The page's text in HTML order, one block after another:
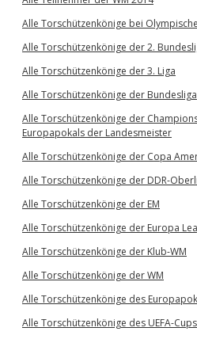
Alle Torschützenkönige bei
Alle Torschützenkönige der 2.
Alle Torschützenkönige der 3. Liga
Alle Torschützenkönige der Bundesliga
Alle Torschützenkönige der
Europapokals der Landesmeister
Alle Torschützenkönige der Copa
Alle Torschützenkönige der DDR-
Alle Torschützenkönige der EM
Alle Torschützenkönige der Europa
Alle Torschützenkönige der Klub-WM
Alle Torschützenkönige der WM
Alle Torschützenkönige des
Alle Torschützenkönige des UEFA-